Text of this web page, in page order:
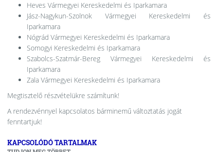
Heves Vármegyei Kereskedelmi és Iparkamara
Jász-Nagykun-Szolnok Vármegyei Kereskedelmi és
Iparkamara
Nógrád Vármegyei Kereskedelmi és Iparkamara
Somogyi Kereskedelmi és Iparkamara
Szabolcs-Szatmár-Bereg Vármegyei Kereskedelmi és
Iparkamara
Zala Vármegyei Kereskedelmi és Iparkamara
Megtisztelő részvételükre számítunk!
A rendezvénnyel kapcsolatos bárminemű változtatás jogát
fenntartjuk!
KAPCSOLÓDÓ TARTALMAK